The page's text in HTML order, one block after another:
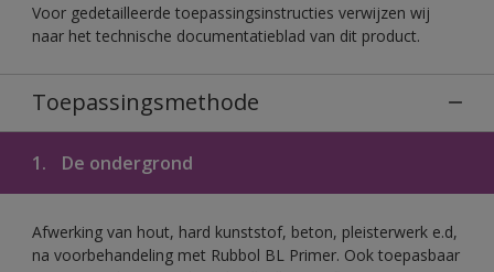
Voor gedetailleerde toepassingsinstructies verwijzen wij
naar het technische documentatieblad van dit product.
Toepassingsmethode
1. De ondergrond
Afwerking van hout, hard kunststof, beton, pleisterwerk e.d,
na voorbehandeling met Rubbol BL Primer. Ook toepasbaar